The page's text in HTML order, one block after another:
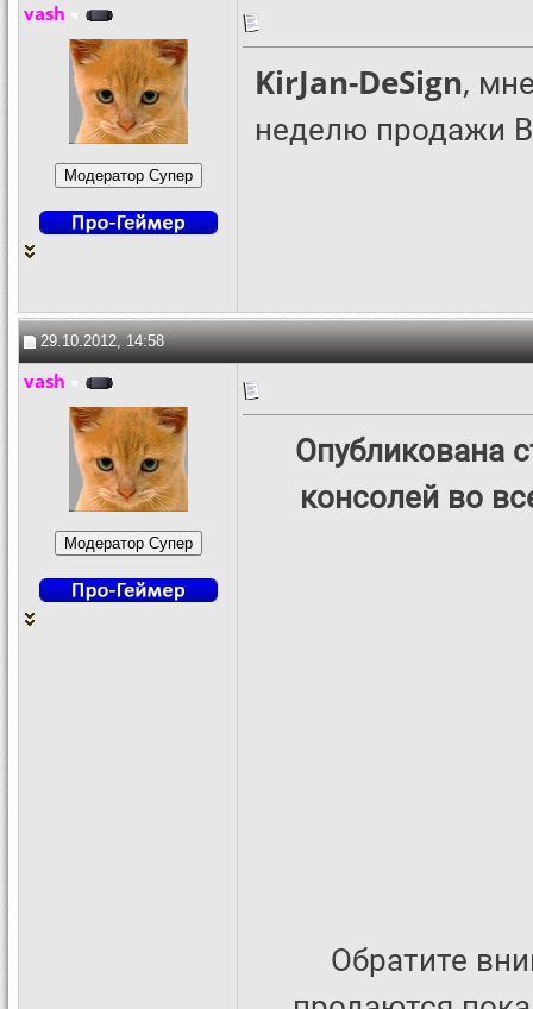
vash
KirJan-DeSign,
неделю продажи
29.10.2012, 14:58
vash
Опубликована
консолей во
Обратите